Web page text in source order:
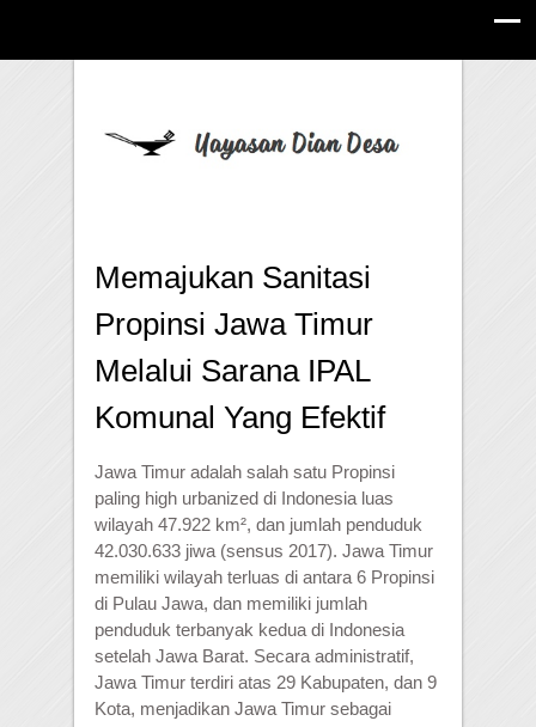
Memajukan Sanitasi
Propinsi Jawa Timur
Melalui Sarana IPAL
Komunal Yang Efektif
Jawa Timur adalah salah satu Propinsi
paling high urbanized di Indonesia luas
wilayah 47.922 km², dan jumlah penduduk
42.030.633 jiwa (sensus 2017). Jawa Timur
memiliki wilayah terluas di antara 6 Propinsi
di Pulau Jawa, dan memiliki jumlah
penduduk terbanyak kedua di Indonesia
setelah Jawa Barat. Secara administratif,
Jawa Timur terdiri atas 29 Kabupaten, dan 9
Kota, menjadikan Jawa Timur sebagai